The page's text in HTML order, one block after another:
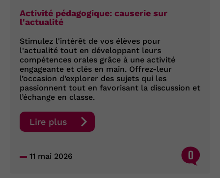
Activité pédagogique: causerie sur
l'actualité
Stimulez l'intérêt de vos élèves pour
l'actualité tout en développant leurs
compétences orales grâce à une activité
engageante et clés en main. Offrez-leur
l’occasion d’explorer des sujets qui les
passionnent tout en favorisant la discussion et
l’échange en classe.
Lire plus
11 mai 2026 0